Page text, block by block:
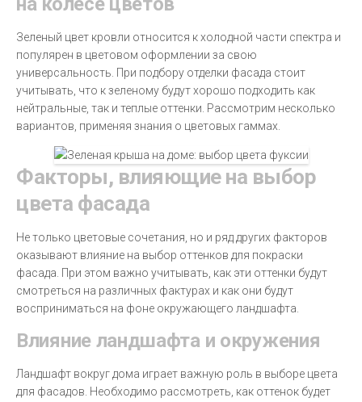
Зеленый цвет кровли относится к холодной части спектра и
популярен в цветовом оформлении за свою
универсальность. При подбору отделки фасада стоит
учитывать, что к зеленому будут хорошо подходить как
нейтральные, так и теплые оттенки. Рассмотрим несколько
вариантов, применяя знания о цветовых гаммах.
Факторы, влияющие на выбор
цвета фасада
Не только цветовые сочетания, но и ряд других факторов
оказывают влияние на выбор оттенков для покраски
фасада. При этом важно учитывать, как эти оттенки будут
смотреться на различных фактурах и как они будут
восприниматься на фоне окружающего ландшафта.
Влияние ландшафта и окружения
Ландшафт вокруг дома играет важную роль в выборе цвета
для фасадов. Необходимо рассмотреть, как оттенок будет